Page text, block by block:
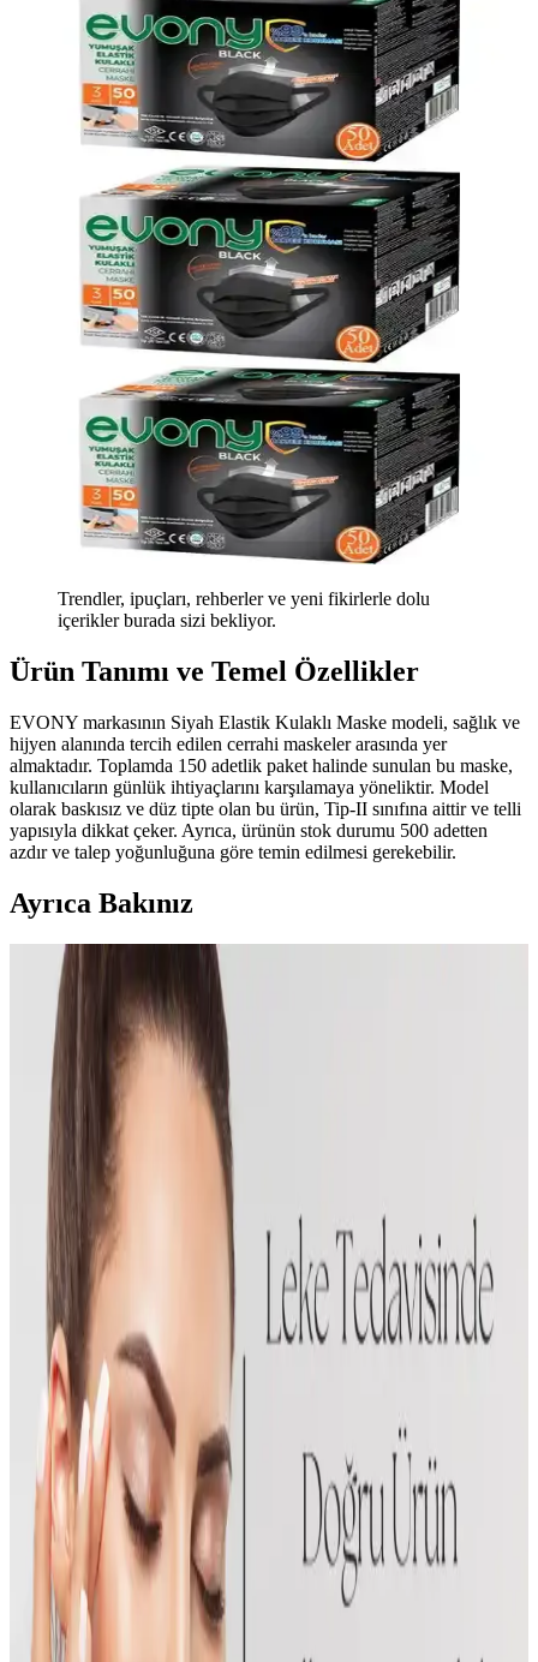
Trendler, ipuçları, rehberler ve yeni fikirlerle dolu
içerikler burada sizi bekliyor.
Ürün Tanımı ve Temel Özellikler
EVONY markasının Siyah Elastik Kulaklı Maske modeli, sağlık ve
hijyen alanında tercih edilen cerrahi maskeler arasında yer
almaktadır. Toplamda 150 adetlik paket halinde sunulan bu maske,
kullanıcıların günlük ihtiyaçlarını karşılamaya yöneliktir. Model
olarak baskısız ve düz tipte olan bu ürün, Tip-II sınıfına aittir ve telli
yapısıyla dikkat çeker. Ayrıca, ürünün stok durumu 500 adetten
azdır ve talep yoğunluğuna göre temin edilmesi gerekebilir.
Ayrıca Bakınız
Saç Bakım Setleri ve Yağlı ile Dökülmeye Karşı
Etkili Çözüm Yöntemleri
Saç bakım setleri, yağlı ve dökülmeye karşı özel formüllerle saç
sağlığını destekler. Farklı ürünler ve bütçelere uygun seçenekler
sayesinde saçlarınız güçlenir ve doğal görünüm kazanır.
Missha Maskeleri Karşılaştırması: Pirinç Özlü
Aydınlatıcı ve Shea Yağı Özlü Maske Özellikleri
İki popüler Missha maskesinin içeriklerini, kullanımını ve kullanıcı
yorumlarını karşılaştırarak, cilt tipinize en uygun olanı belirlemenize
yardımcı oluyoruz.
Yves Rocher Canlandırıcı Besleyici Maske: Doğal
İçeriklerle Cilt Sağlığını Destekleyen Ürün
Yves Rocher'in organik aynısafa içeren besleyici maskesi, tüm cilt
tiplerine uygun, nem seviyesini artıran ve cildi yumuşatan etkili bir
bakım ürünüdür.
Herbal Essences ve KOBE Saç Maskeleri
Karşılaştırması: Hangi Ürün Daha İyi Sonuçlar
Sunar?
Herbal Essences ve KOBE saç maskeleri, farklı ihtiyaçlara yönelik
formüllerle saçlara bakım yapar. Bu karşılaştırmada, içerik, etki ve
kullanıcı memnuniyeti gibi kriterlerle en uygun seçeneği
belirliyoruz.